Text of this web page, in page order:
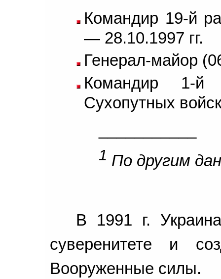
Командир 19-й
— 28.10.1997 гг.
Генерал-майор
Командир 1-й
Сухопутных
1 По другим
В 1991 г.
суверенитете и
Вооруженные силы.